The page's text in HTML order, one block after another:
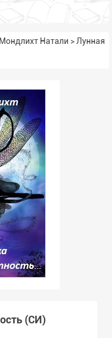
Мондлихт Натали > Лунная
(СИ)